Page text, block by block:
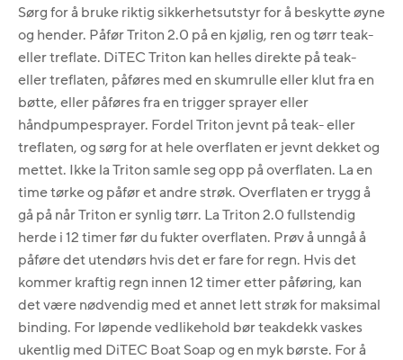
Sørg for å bruke riktig sikkerhetsutstyr for å beskytte øyne
og hender. Påfør Triton 2.0 på en kjølig, ren og tørr teak-
eller treflate. DiTEC Triton kan helles direkte på teak-
eller treflaten, påføres med en skumrulle eller klut fra en
bøtte, eller påføres fra en trigger sprayer eller
håndpumpesprayer. Fordel Triton jevnt på teak- eller
treflaten, og sørg for at hele overflaten er jevnt dekket og
mettet. Ikke la Triton samle seg opp på overflaten. La en
time tørke og påfør et andre strøk. Overflaten er trygg å
gå på når Triton er synlig tørr. La Triton 2.0 fullstendig
herde i 12 timer før du fukter overflaten. Prøv å unngå å
påføre det utendørs hvis det er fare for regn. Hvis det
kommer kraftig regn innen 12 timer etter påføring, kan
det være nødvendig med et annet lett strøk for maksimal
binding. For løpende vedlikehold bør teakdekk vaskes
ukentlig med DiTEC Boat Soap og en myk børste. For å